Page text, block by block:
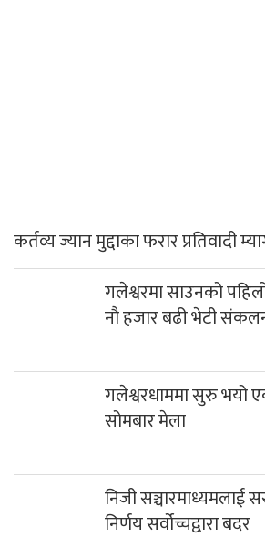
निजी सञ्चारमाध्यमलाई
निर्णय सर्वोच्चद्वारा बदर
पाल्लेखर्कका शताब्दी पार